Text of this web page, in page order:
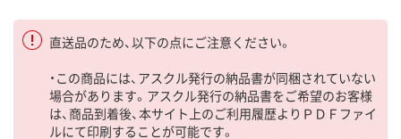
直送品のため、以下の点にご注意ください。
・この商品には、アスクル発行の納品書が同梱されていない
場合があります。アスクル発行の納品書をご希望のお客様
は、商品到着後、本サイト上のご利用履歴よりＰＤＦファイ
ルにて印刷することが可能です。